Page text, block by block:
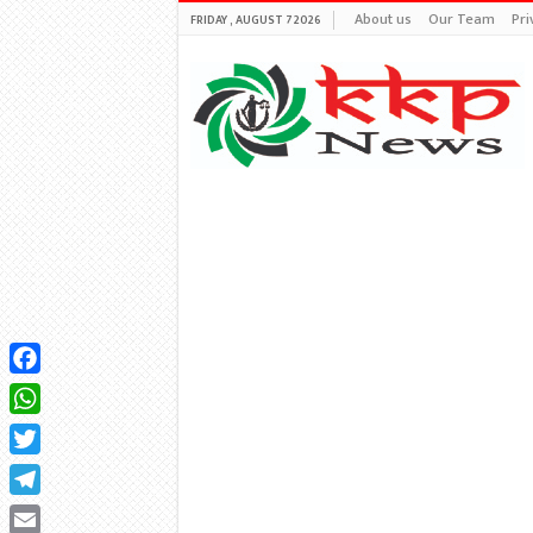
FRIDAY , AUGUST 7 2026 About us Our Team
Facebook
WhatsApp
Twitter
Telegram